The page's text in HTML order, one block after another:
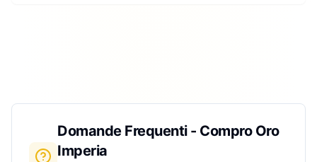
Domande Frequenti - Compro Oro
Imperia